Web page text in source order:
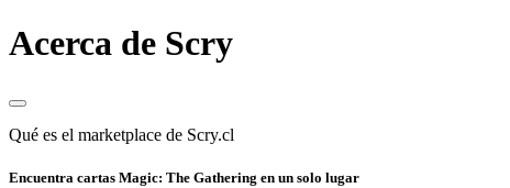
Acerca de Scry
Qué es el marketplace de Scry.cl
Encuentra cartas Magic: The Gathering en un solo lugar